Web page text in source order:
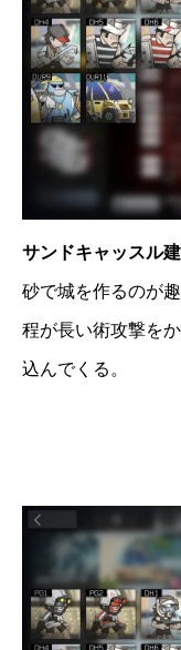
サンドキャッスル
砂で城を作るのが
程が長い術攻撃を
込んでくる。